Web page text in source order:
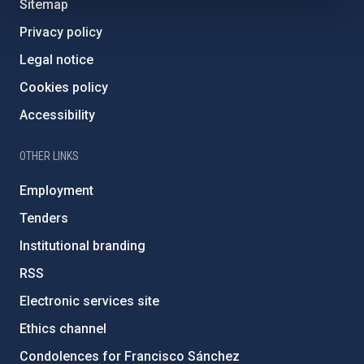
Sitemap
Privacy policy
Legal notice
Cookies policy
Accessibility
OTHER LINKS
Employment
Tenders
Institutional branding
RSS
Electronic services site
Ethics channel
Condolences for Francisco Sánchez